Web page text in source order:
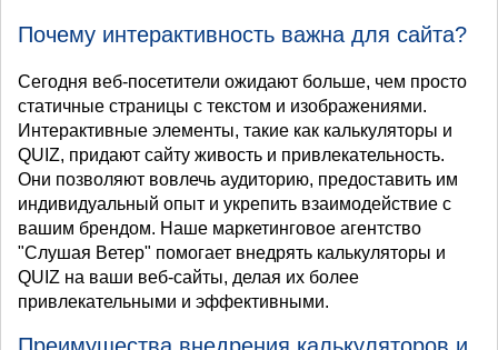
Почему интерактивность важна для сайта?
Сегодня веб-посетители ожидают больше, чем просто
статичные страницы с текстом и изображениями.
Интерактивные элементы, такие как калькуляторы и
QUIZ, придают сайту живость и привлекательность.
Они позволяют вовлечь аудиторию, предоставить им
индивидуальный опыт и укрепить взаимодействие с
вашим брендом. Наше маркетинговое агентство
"Слушая Ветер" помогает внедрять калькуляторы и
QUIZ на ваши веб-сайты, делая их более
привлекательными и эффективными.